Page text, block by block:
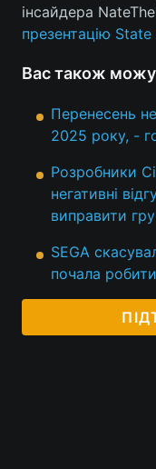
Послуги
Тема оформлення
інсайдера
презентацію
Вас також
Перенесень
2025 року, -
Розробники
негативні
виправити гру
SEGA
почала